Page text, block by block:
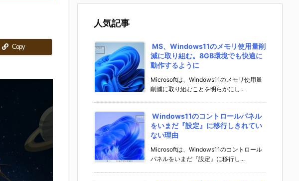
Copy
人気記事
MS、Windows11のメモリ使用量削
減に取り組む。8GB環境でも快適に
動作するように
Microsoftは、Windows11のメモリ使用量
削減に取り組むことを明らかにし...
Windows11のコントロールパネル
をいまだ『設定』に移行しきれてい
ない理由
Microsoftは、Windows11のコントロール
パネルをいまだ『設定』に移行し...